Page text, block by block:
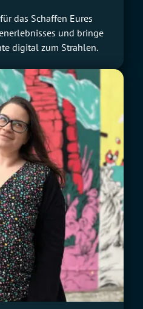
das Schaffen Eures
und bringe
digital zum Strahlen.